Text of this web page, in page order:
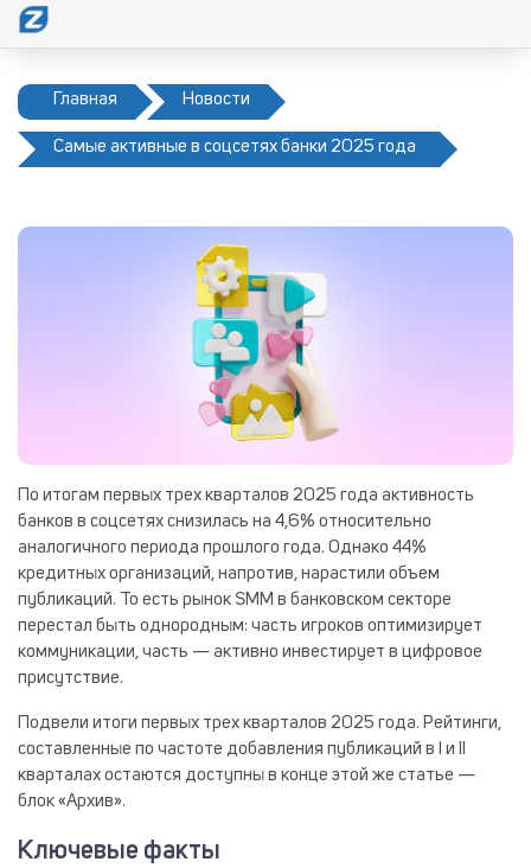
Главная Новости
Самые активные в соцсетях банки 2025 года
По итогам первых трех кварталов 2025 года активность
банков в соцсетях снизилась на 4,6% относительно
аналогичного периода прошлого года. Однако 44%
кредитных организаций, напротив, нарастили объем
публикаций. То есть рынок SMM в банковском секторе
перестал быть однородным: часть игроков оптимизирует
коммуникации, часть — активно инвестирует в цифровое
присутствие.
Подвели итоги первых трех кварталов 2025 года. Рейтинги,
составленные по частоте добавления публикаций в I и II
кварталах остаются доступны в конце этой же статье —
блок «Архив».
Ключевые факты